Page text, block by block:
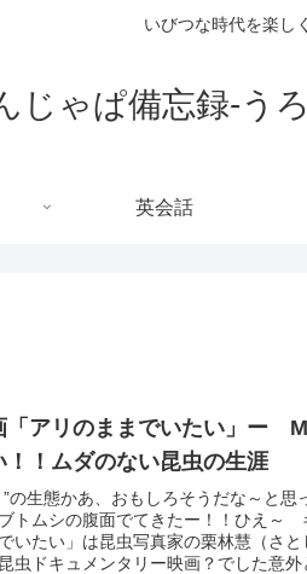
いびつな時代を楽し
じゃぱ備忘録-う
英会話
「アリのままでいたい」ー
！！ムダのない昆虫の生涯
”の生態かあ、おもしろそうだな～と思
トムシの腹面でてきたー！！ひえ～
いたい」は昆虫写真家の栗林慧（さ
虫ドキュメンタリー映画？でした意外